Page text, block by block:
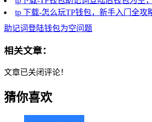
tp 下载-怎么玩TP钱包，新手入门全攻
助记词登陆钱包为空问题
相关文章：
文章已关闭评论！
猜你喜欢